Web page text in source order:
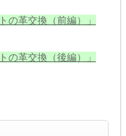
の革交換（前編）」
の革交換（後編）」